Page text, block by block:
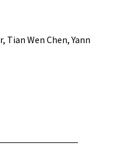
Tian Wen Chen, Yann